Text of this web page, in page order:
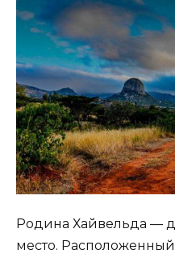
Родина Хайвельда —
место.